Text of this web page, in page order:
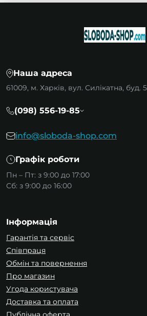
електродвигунів чи іншого
Такі модульні триполюсні
електродвигунів;
насосів і компресорів;
вентиляційних систем;
зарядних станцій для
Встановлюються триполюсні
розподільчих щитах на DIN-
виконувати роль як ввідного
захисту окремої трифазної лінії.
триполюсних автоматів
Номінальний струм
Визначає допустиме
конкретної лінії. Автомат
перетин кабелю та фактичну
обладнання.
Тип спрацювання
Наша адреса
61009, м. Харків, вул. Силікатна, буд. 5
(098) 556-19-85
info@sloboda-shop.com
Графік роботи
Пн – Пт: з 9:00 до 17:00
Сб: з 9:00 до 16:00
Інформація
Гарантія та сервіс
Співпраця
Обмін та повернення
Про магазин
Угода користувача
Доставка та оплата